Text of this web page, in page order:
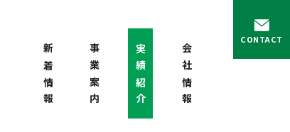
会社情報
実績紹介
事業案内
新着情報
CONTACT